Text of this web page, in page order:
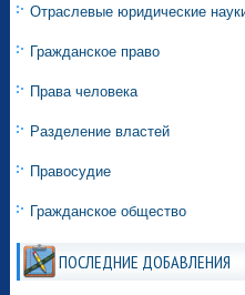
Отраслевые юридические
Гражданское право
Права человека
Разделение властей
Правосудие
Гражданское общество
ПОСЛЕДНИЕ ДОБАВЛЕНИЯ